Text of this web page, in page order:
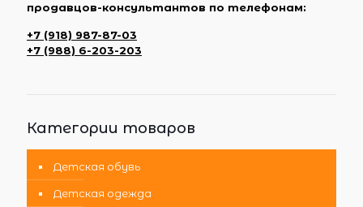
продавцов-консультантов по телефонам:
+7 (918) 987-87-03
+7 (988) 6-203-203
Категории товаров
Детская обувь
Детская одежда